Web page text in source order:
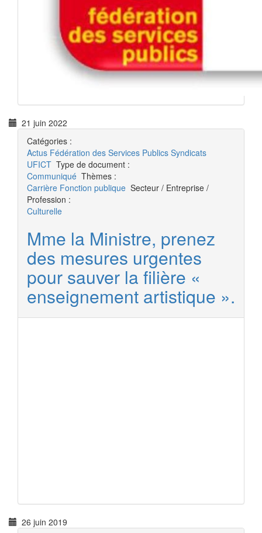
21 juin 2022
Catégories :
Actus Fédération des Services Publics Syndicats
UFICT Type de document :
Communiqué Thèmes :
Carrière Fonction publique Secteur / Entreprise /
Profession :
Culturelle
Mme la Ministre, prenez
des mesures urgentes
pour sauver la filière «
enseignement artistique ».
26 juin 2019